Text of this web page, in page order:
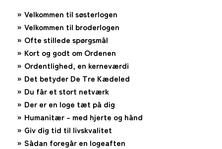
Velkommen til søsterlogen
Velkommen til broderlogen
Ofte stillede spørgsmål
Kort og godt om Ordenen
Ordentlighed, en kerneværdi
Det betyder De Tre Kædeled
Du får et stort netværk
Der er en loge tæt på dig
Humanitær – med hjerte og hånd
Giv dig tid til livskvalitet
Sådan foregår en logeaften